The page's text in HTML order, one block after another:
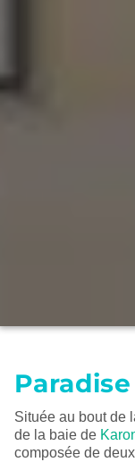
Située au bout de
de la baie de
composée de